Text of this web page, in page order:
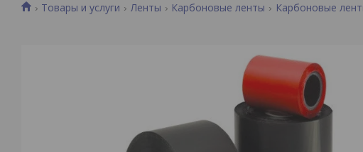
Товары и услуги Ленты Карбоновые ленты Карбоновые